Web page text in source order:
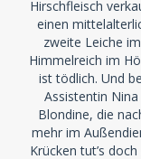
Hirschfleisch
einen
zweite Leiche
Himmelreich im
ist tödlich. Und
Assistentin
Blondine, die
mehr im
Krücken tut’s